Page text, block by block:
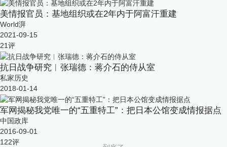
美情报官员：基地组织或在2年内于阿富汗重建
World湃
2021-09-15
21评
抗日战争研究︱张瑞德：蒋介石的侍从室
私家历史
2018-01-14
军网揭秘我党唯一的“五重特工”：把日本公馆变成情报据点
中国政库
2016-09-01
122评